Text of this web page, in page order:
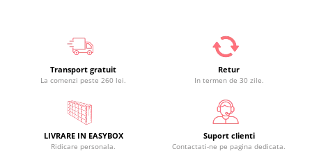
Transport gratuit
La comenzi peste 260 lei.
Retur
In termen de 30 zile.
LIVRARE IN EASYBOX
Ridicare personala.
Suport clienti
Contactati-ne pe pagina dedicata.